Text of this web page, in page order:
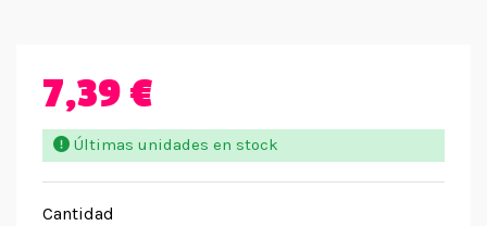
7,39 €
Últimas unidades en stock
Cantidad